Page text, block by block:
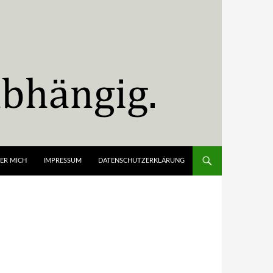
MICH IMPRESSUM DATENSCHUTZERKLÄRUNG